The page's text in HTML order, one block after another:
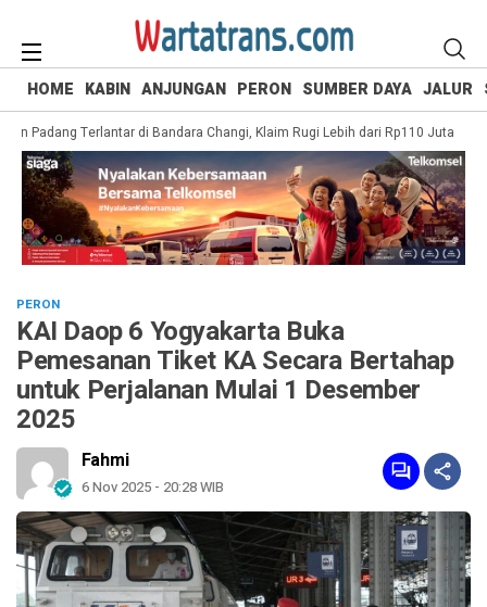
HOME KABIN ANJUNGAN PERON SUMBER DAYA JALUR
Padang Terlantar di Bandara Changi, Klaim Rugi Lebih dari Rp110 Juta
PERON
KAI Daop 6 Yogyakarta Buka
Pemesanan Tiket KA Secara Bertahap
untuk Perjalanan Mulai 1 Desember
2025
Fahmi
6 Nov 2025 - 20:28 WIB